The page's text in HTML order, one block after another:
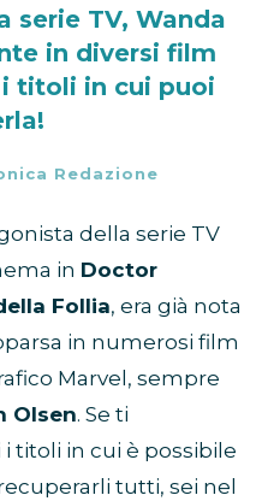
serie TV, Wanda
in diversi film
titoli in cui puoi
Redazione
della serie TV
in Doctor
Follia, era già nota
in numerosi film
Marvel, sempre
Olsen. Se ti
titoli in cui è possibile
tutti, sei nel